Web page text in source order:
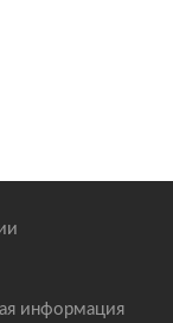
информация